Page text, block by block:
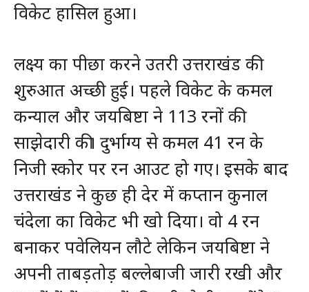
विकेट हासिल हुआ।
लक्ष्य का पीछा करने उतरी उत्तराखंड की
शुरुआत अच्छी हुई। पहले विकेट के कमल
कन्याल और जयबिष्टा ने 113 रनों की
साझेदारी की। दुर्भाग्य से कमल 41 रन के
निजी स्कोर पर रन आउट हो गए। इसके बाद
उत्तराखंड ने कुछ ही देर में कप्तान कुनाल
चंदेला का विकेट भी खो दिया। वो 4 रन
बनाकर पवेलियन लौटे लेकिन जयबिष्टा ने
अपनी ताबड़तोड़ बल्लेबाजी जारी रखी और